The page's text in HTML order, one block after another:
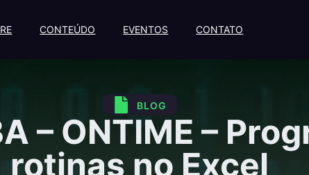
CONTEÚDO EVENTOS CONTATO
BLOG
– ONTIME –
rotinas no Excel